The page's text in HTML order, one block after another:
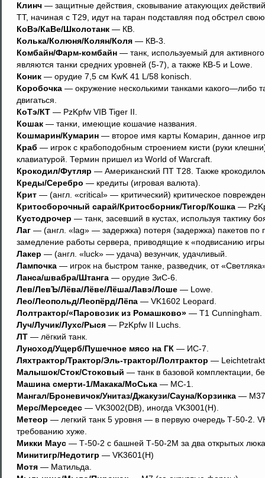
Клинч — защитные действия, сковывание атакующих
ТТ, начиная с Т29, идут на таран подставляя под обстрел
КоВэ/КаВе/Школотанк — КВ.
Колька/Колюня/Колян/Коля — КВ-3.
Комбайн/Фарм-комбайн — танк, используемый для
являются танки средних уровней (5-7), а также КВ-5 и Lowe.
Коник — орудие 7,5 см KwK 41 L/58 konisch.
Коробочка — окружение несколькими танками какого—либо
двигаться.
КоТэ/КТ — PzKpfw VIB Tiger II.
Кошак — танки, имеющие кошачие названия.
Кошмарин/Кумарин — второе имя карты Комарин, данное
Краб — игрок с крабоподобным строением кисти (руки
клавиатурой. Термин пришел из World of Warcraft.
Крокодил/Футляр — Американский ПТ T28. Также
Креды/Серебро — кредиты (игровая валюта).
Крит — (англ. «critical» — критический) критическое
Критосборочный сарай/Критосборник/Тигор/Кошка —
Кустодрочер — танк, засевший в кустах, используя тактику
Лаг — (англ. «lag» — задержка) потеря (задержка) пакетов по
замедление работы сервера, приводящие к «подвисанию
Лакер — (англ. «luck» — удача) везунчик, удачливый.
Лампочка — игрок на быстром танке, разведчик, от
Ланса/швабра/Штанга — орудие ЗиС-6.
Лев/ЛевЪ/Лёва/Лёве/Лёша/Лавэ/Лоше — Lowe.
Лео/Леопольд/Леопёрд/Лёпа — VK1602 Leopard.
Лолтрактор/«Паровозик из Ромашково» — T1 Cunningham.
Луч/Лучик/Лухс/Рыся — PzKpfw II Luchs.
ЛТ — лёгкий танк.
Луноход/Ущерб/Пушечное мясо на ГК — ИС-7.
Ляхтрактор/Трактор/Эль-трактор/Лолтрактор —
Малышок/Сток/Стоковый — танк в базовой комплектации,
Машина смерти-1/Макака/МоCька — MC-1.
Мангал/Броневичок/Унитаз/Джакузи/Сауна/Корзинка — M37
Мерс/Мерседес — VK3002(DB), иногда VK3001(H).
Метеор — легкий танк 5 уровня — в первую очередь Т-50-2.
требованию хуже.
Микки Маус — Т-50-2 с башней Т-50-2М за два открытых
Минитигр/Недотигр — VK3601(H)
Мотя — Матильда.